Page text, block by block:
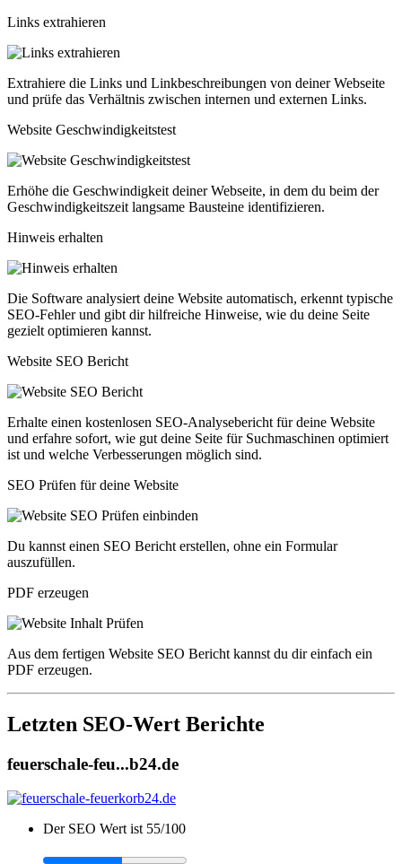
Links extrahieren
Extrahiere die Links und Linkbeschreibungen von deiner Webseite
und prüfe das Verhältnis zwischen internen und externen Links.
Website Geschwindigkeitstest
Erhöhe die Geschwindigkeit deiner Webseite, in dem du beim der
Geschwindigkeitszeit langsame Bausteine identifizieren.
Hinweis erhalten
Die Software analysiert deine Website automatisch, erkennt typische
SEO-Fehler und gibt dir hilfreiche Hinweise, wie du deine Seite
gezielt optimieren kannst.
Website SEO Bericht
Erhalte einen kostenlosen SEO-Analysebericht für deine Website
und erfahre sofort, wie gut deine Seite für Suchmaschinen optimiert
ist und welche Verbesserungen möglich sind.
SEO Prüfen für deine Website
Du kannst einen SEO Bericht erstellen, ohne ein Formular
auszufüllen.
PDF erzeugen
Aus dem fertigen Website SEO Bericht kannst du dir einfach ein
PDF erzeugen.
Letzten SEO-Wert Berichte
feuerschale-feu...b24.de
Der SEO Wert ist 55/100